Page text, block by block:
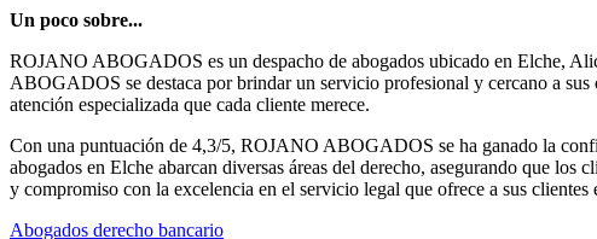
Un poco sobre...
ROJANO ABOGADOS es un despacho de abogados ubicado en Elche,
ABOGADOS se destaca por brindar un servicio profesional y cercano a sus
atención especializada que cada cliente merece.
Con una puntuación de 4,3/5, ROJANO ABOGADOS se ha ganado la
abogados en Elche abarcan diversas áreas del derecho, asegurando que
y compromiso con la excelencia en el servicio legal que ofrece a sus
Abogados derecho bancario